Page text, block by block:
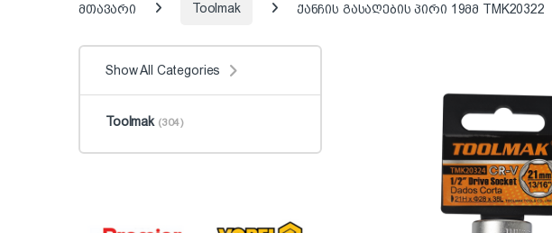
მთავარი Toolmak ქანჩის გასაღების პირი 19მმ TMK20322
Show All Categories
Toolmak (304)